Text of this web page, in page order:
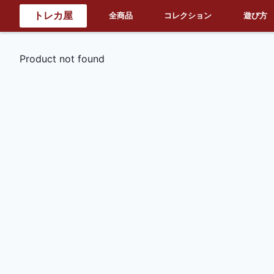
トレカ屋 全商品 コレクション 遊び方
Product not found